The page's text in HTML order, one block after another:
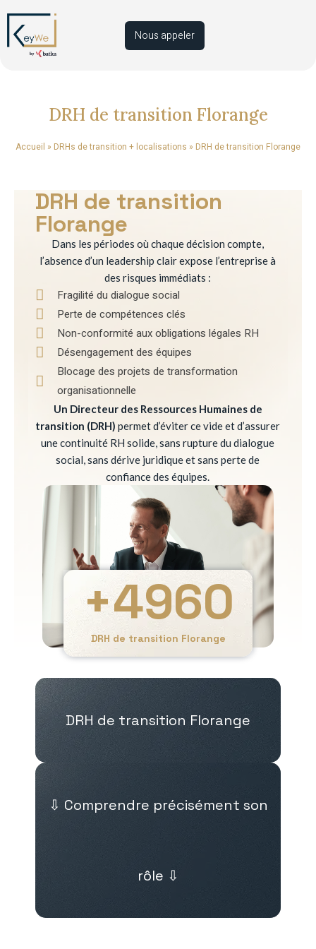
Nous appeler
DRH de transition Florange
Accueil » DRHs de transition + localisations » DRH de transition Florange
DRH de transition
Florange
Dans les périodes où chaque décision compte,
l’absence d’un leadership clair expose l’entreprise à
des risques immédiats :
Fragilité du dialogue social
Perte de compétences clés
Non-conformité aux obligations légales RH
Désengagement des équipes
Blocage des projets de transformation
organisationnelle
Un Directeur des Ressources Humaines de
transition (DRH) permet d’éviter ce vide et d’assurer
une continuité RH solide, sans rupture du dialogue
social, sans dérive juridique et sans perte de
confiance des équipes.
DRH de transition Florange
+4960
DRH de transition Florange
⇩ Comprendre précisément son
rôle ⇩